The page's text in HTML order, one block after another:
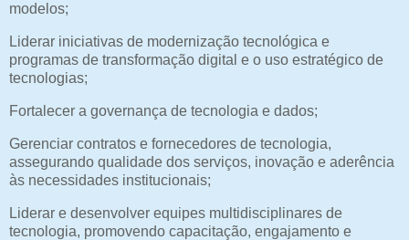
modelos;
Liderar iniciativas de modernização tecnológica e
programas de transformação digital e o uso estratégico de
tecnologias;
Fortalecer a governança de tecnologia e dados;
Gerenciar contratos e fornecedores de tecnologia,
assegurando qualidade dos serviços, inovação e aderência
às necessidades institucionais;
Liderar e desenvolver equipes multidisciplinares de
tecnologia, promovendo capacitação, engajamento e